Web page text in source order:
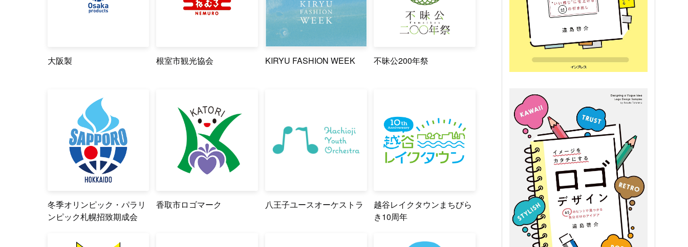
大阪製 根室市観光協会 KIRYU FASHION WEEK 不昧公200年祭
冬季オリンピック・パラリ
ンピック札幌招致期成会
香取市ロゴマーク 八王子ユースオーケストラ
越谷レイクタウンまちびら
き10周年